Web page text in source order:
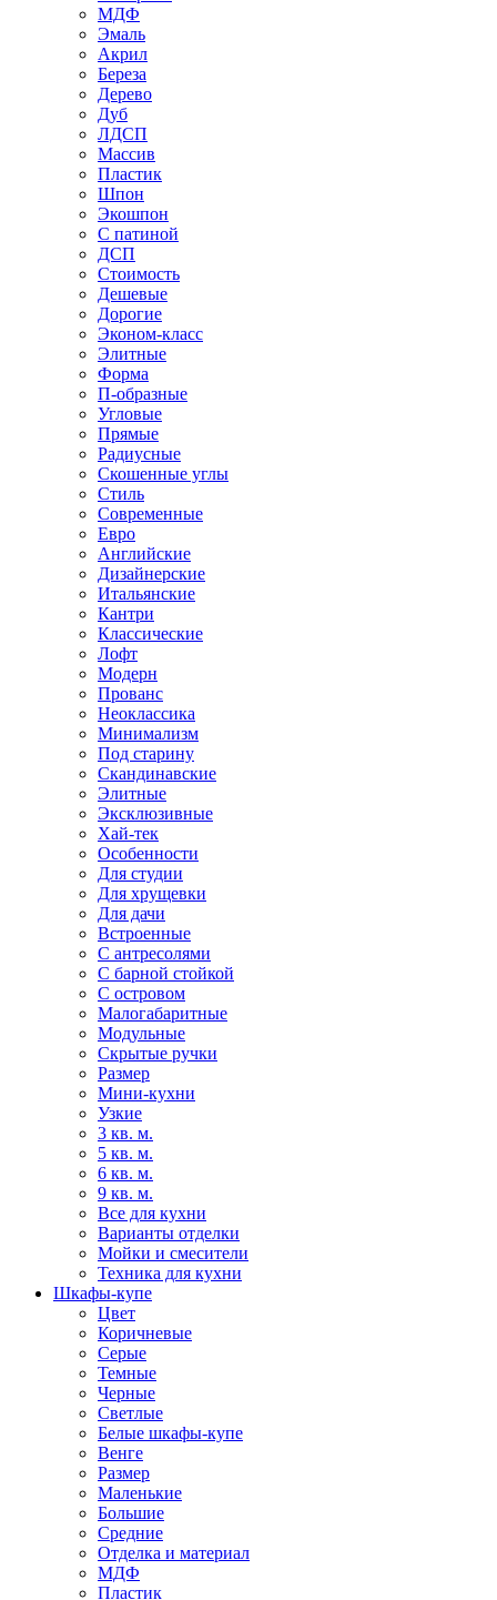
МДФ
Эмаль
Акрил
Береза
Дерево
Дуб
ЛДСП
Массив
Пластик
Шпон
Экошпон
С патиной
ДСП
Стоимость
Дешевые
Дорогие
Эконом-класс
Элитные
Форма
П-образные
Угловые
Прямые
Радиусные
Скошенные углы
Стиль
Современные
Евро
Английские
Дизайнерские
Итальянские
Кантри
Классические
Лофт
Модерн
Прованс
Неоклассика
Минимализм
Под старину
Скандинавские
Элитные
Эксклюзивные
Хай-тек
Особенности
Для студии
Для хрущевки
Для дачи
Встроенные
С антресолями
С барной стойкой
С островом
Малогабаритные
Модульные
Скрытые ручки
Размер
Мини-кухни
Узкие
3 кв. м.
5 кв. м.
6 кв. м.
9 кв. м.
Все для кухни
Варианты отделки
Мойки и смесители
Техника для кухни
Шкафы-купе
Цвет
Коричневые
Серые
Темные
Черные
Светлые
Белые шкафы-купе
Венге
Размер
Маленькие
Большие
Средние
Отделка и материал
МДФ
Пластик